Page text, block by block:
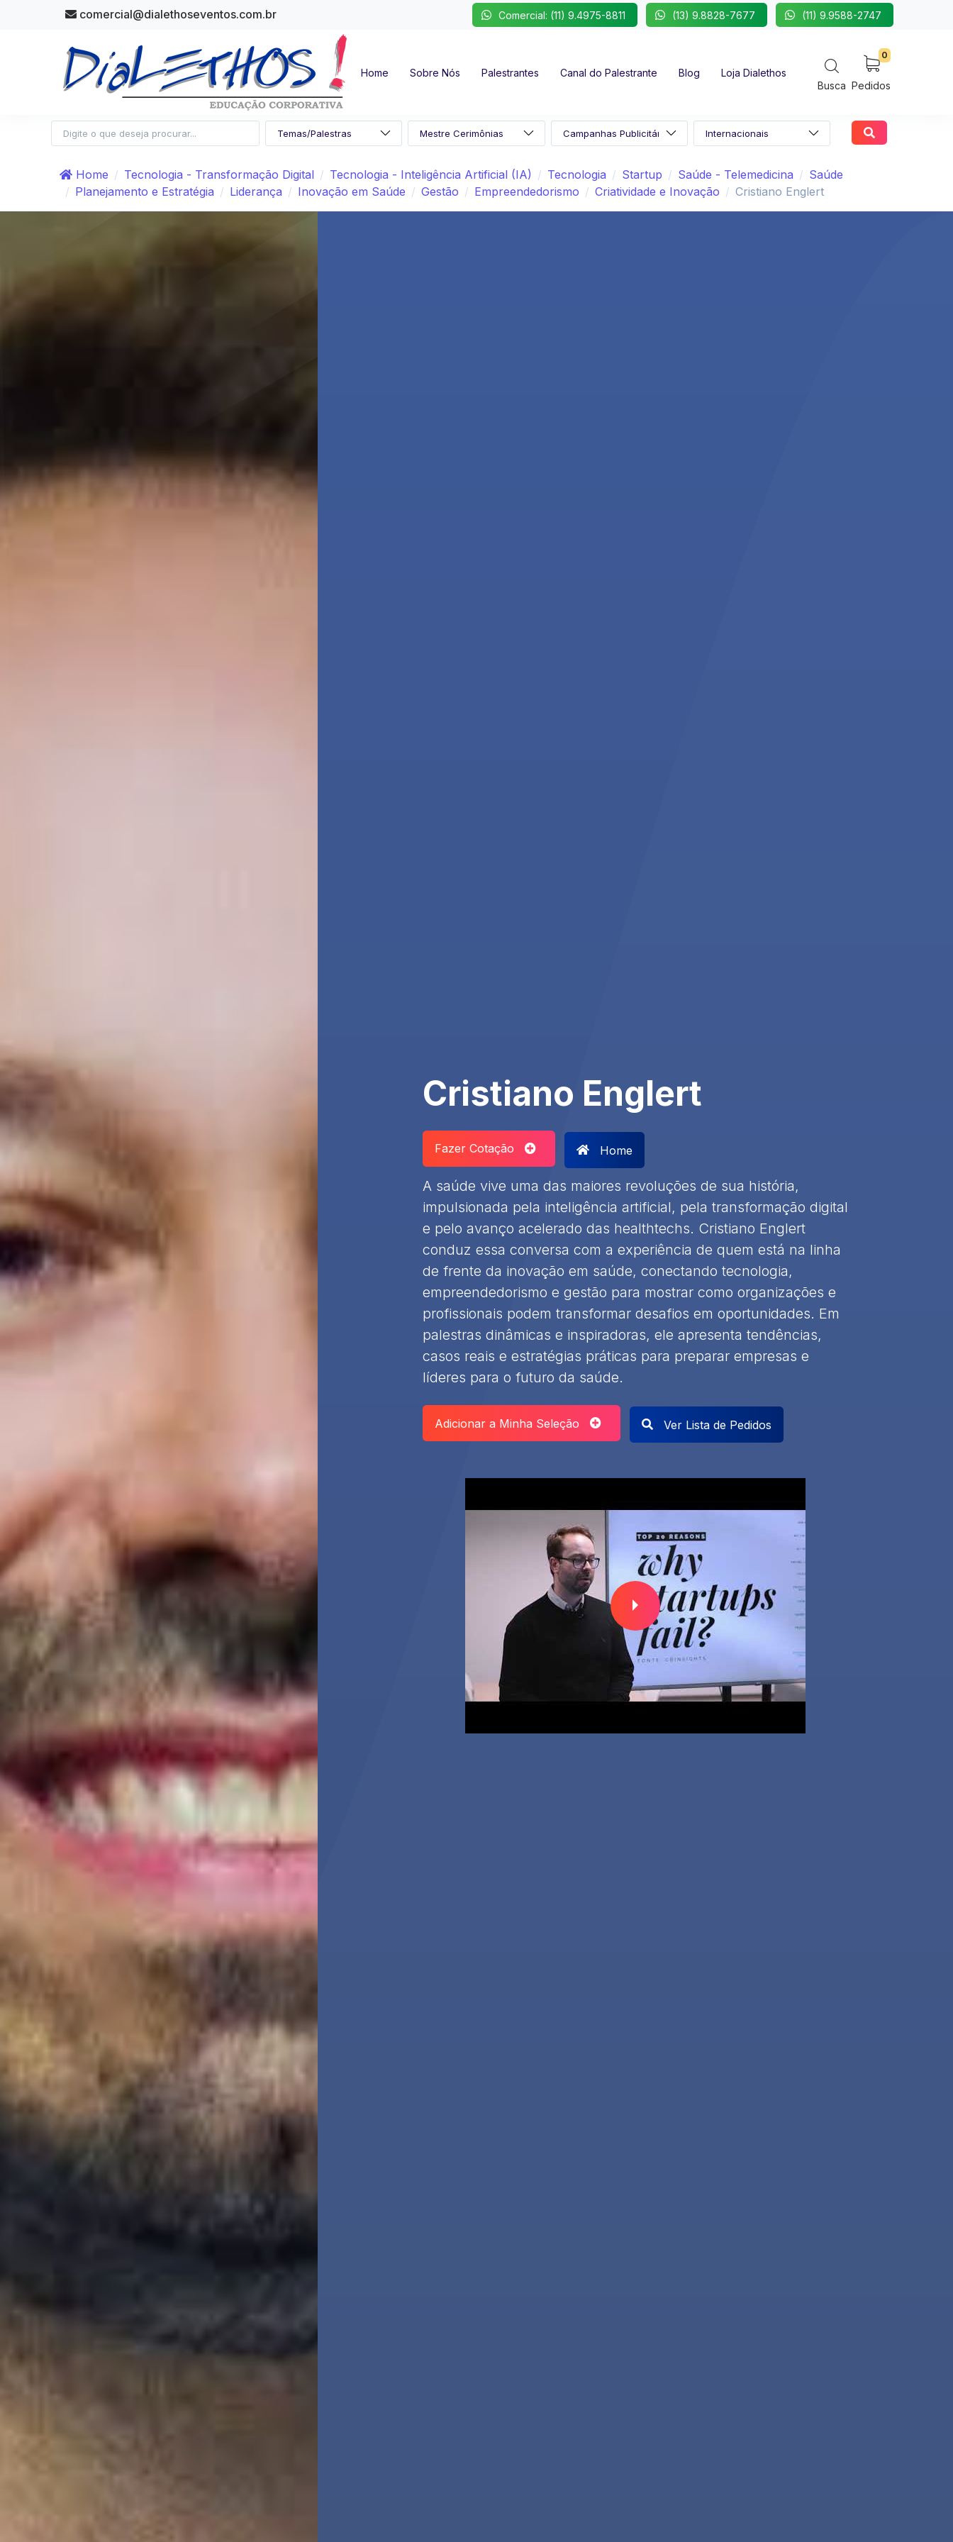
comercial@dialethoseventos.com.br Comercial: (11) 9.4975-8811 (13) 9.8828-7677 (11) 9.9588-2747
Home Sobre Nós Palestrantes Canal do Palestrante Blog
Loja Dialethos
Busca
0
Pedidos
Home Tecnologia - Transformação Digital Tecnologia - Inteligência Artificial (IA) Tecnologia Startup Saúde - Telemedicina
Saúde
Planejamento e Estratégia
Liderança Inovação em Saúde Gestão Empreendedorismo Criatividade e Inovação Cristiano Englert
Cristiano Englert
Fazer Cotação Home
A saúde vive uma das maiores revoluções de sua história,
impulsionada pela inteligência artificial, pela transformação digital
e pelo avanço acelerado das healthtechs. Cristiano Englert
conduz essa conversa com a experiência de quem está na linha
de frente da inovação em saúde, conectando tecnologia,
empreendedorismo e gestão para mostrar como organizações e
profissionais podem transformar desafios em oportunidades. Em
palestras dinâmicas e inspiradoras, ele apresenta tendências,
casos reais e estratégias práticas para preparar empresas e
líderes para o futuro da saúde.
Adicionar a Minha Seleção Ver Lista de Pedidos